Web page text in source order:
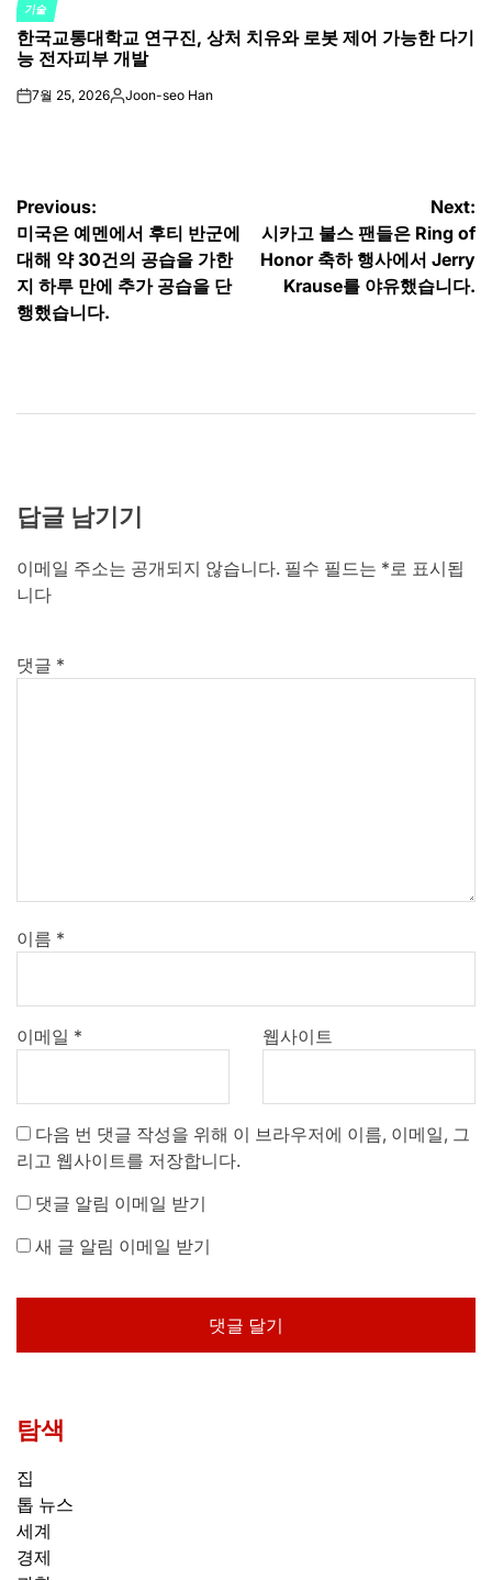
POSTED
IN
기술
한국교통대학교 연구진, 상처 치유와 로봇 제어 가능한 다기
능 전자피부 개발
on7월 25, 2026Posted
Joon-seo Han
글
탐
색
Previous:
미국은 예멘에서 후티 반군에
대해 약 30건의 공습을 가한
지 하루 만에 추가 공습을 단
행했습니다.
Next:
시카고 불스 팬들은 Ring of
Honor 축하 행사에서 Jerry
Krause를 야유했습니다.
답글 남기기
이메일 주소는 공개되지 않습니다. 필수 필드는 * 로 표시됩
니다
댓글 *
이름 *
이메일 * 웹사이트
다음 번 댓글 작성을 위해 이 브라우저에 이름, 이메일, 그
리고 웹사이트를 저장합니다.
댓글 알림 이메일 받기
새 글 알림 이메일 받기
탐색
집
톱 뉴스
세계
경제